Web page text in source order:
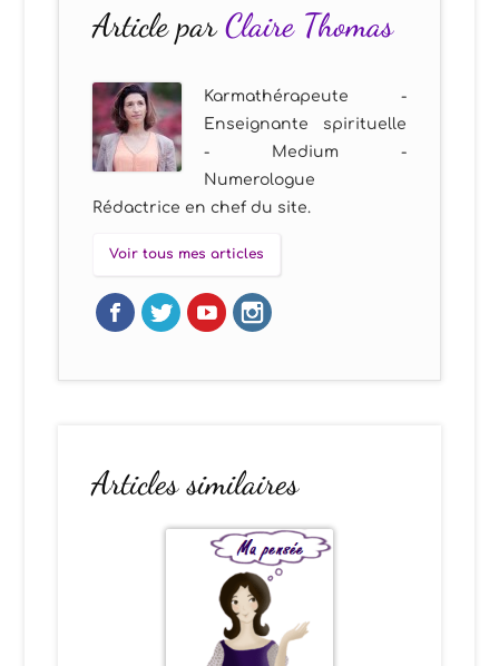
Article parClaire Thomas
Karmathérapeute -
Enseignante spirituelle
- Medium -
Numerologue
Rédactrice en chef du site.
Voir tous mes articles
Articles similaires